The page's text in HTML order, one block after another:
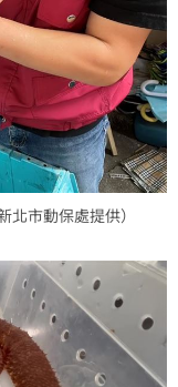
市動保處提供）